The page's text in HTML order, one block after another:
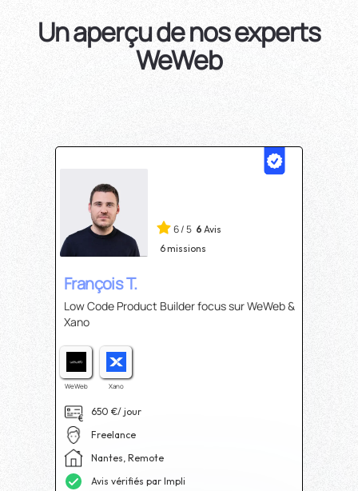
Un aperçu de nos experts
WeWeb
6/5 6 Avis
6missions
François T.
Low Code Product Builder focus sur WeWeb &
Xano
WeWeb Xano
650 €/ jour
Freelance
Nantes, Remote
Avis vérifiés par Impli